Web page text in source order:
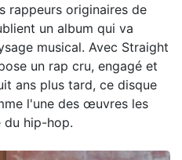
rappeurs originaires de
un album qui va
musical. Avec Straight
un rap cru, engagé et
ans plus tard, ce disque
l'une des œuvres les
du hip-hop.